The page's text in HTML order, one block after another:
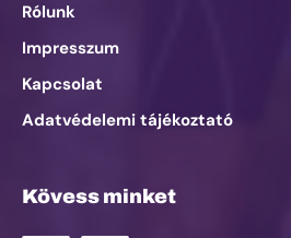
Rólunk
Impresszum
Kapcsolat
Adatvédelemi tájékoztató
Kövess minket